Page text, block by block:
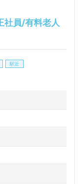
わたしらしく！
』輝く未来を描
ろん、これから
の気持ちが伝えや
それぞれの成長に
格支援制度もう
役に立ちたい、喜
している、介護知
ャリアチェンジを
社員/有料老人
駅近